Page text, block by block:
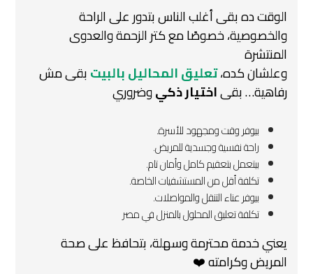
الوقت ده بقى أغلب الناس بتدور على الراحة
والخصوصية، خصوصًا مع كتر الزحمة والعدوى
المنتشرة
وعلشان كده،تعليق المحاليل بالبيتبقى مش
رفاهية… بقىاختيار ذكيوضروري
بيوفر وقت ومجهود للأسرة.
راحة نفسية وجسدية للمريض.
بيتعمل بتعقيم كامل وأمان تام.
تكلفة أقل من المستشفيات الخاصة.
بيوفر عناء التنقل والمواصلات.
تكلفة تعليق المحلول بالمنزل في مصر
يعني خدمة محترمة وسهلة، بتحافظ على صحة
المريض وكرامته ❤️